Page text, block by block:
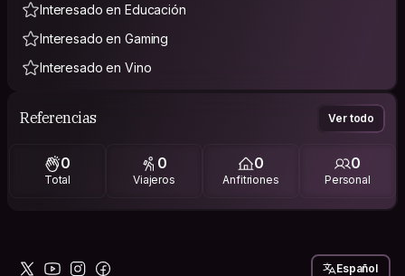
Interesado en Educación
Interesado en Gaming
Interesado en Vino
Referencias Ver todo
0
Total
0
Viajeros
0
Anfitriones
0
Personal
Español